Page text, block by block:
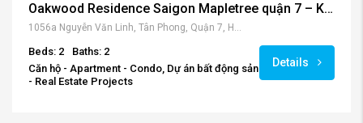
Oakwood Residence Saigon Mapletree quận 7 – Kiến tạo phong cách sống tân tiến hàng đầu khu Nam.
1056a Nguyễn Văn Linh, Tân Phong, Quận 7, Hồ Chí Minh, Việt Nam
Beds: 2
Baths: 2
Căn hộ - Apartment - Condo, Dự án bất động sản
- Real Estate Projects
Details